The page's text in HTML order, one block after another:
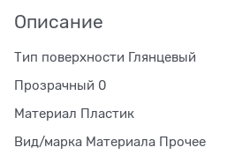
Описание
Тип поверхности Глянцевый
Прозрачный 0
Материал Пластик
Вид/марка Материала Прочее